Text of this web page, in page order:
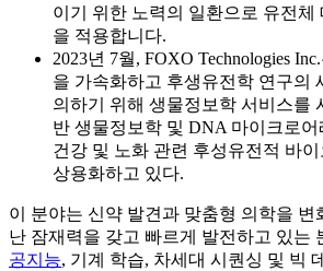
이기 위한 노력의 일환으로 유전체
을 적용합니다.
2023년 7월, FOXO Technologies
을 가속화하고 후생유전학 연구의
의하기 위해 생물정보학 서비스를
반 생물정보학 및 DNA 마이크로어
건강 및 노화 관련 후성유전적 바
상용화하고 있다.
이 분야는 신약 발견과 맞춤형 의학을 변
난 잠재력을 갖고 빠르게 발전하고 있는
공지능, 기계 학습, 차세대 시퀀싱 및 빅